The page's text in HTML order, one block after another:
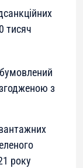
тисяч
з
року